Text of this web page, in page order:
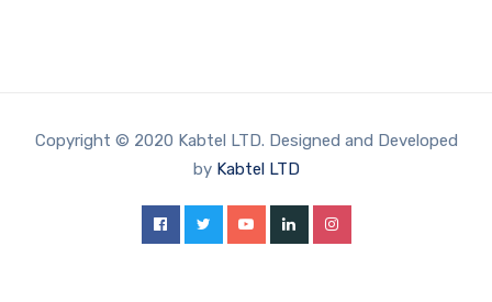
Copyright © 2020 Kabtel LTD. Designed and Developed
by Kabtel LTD